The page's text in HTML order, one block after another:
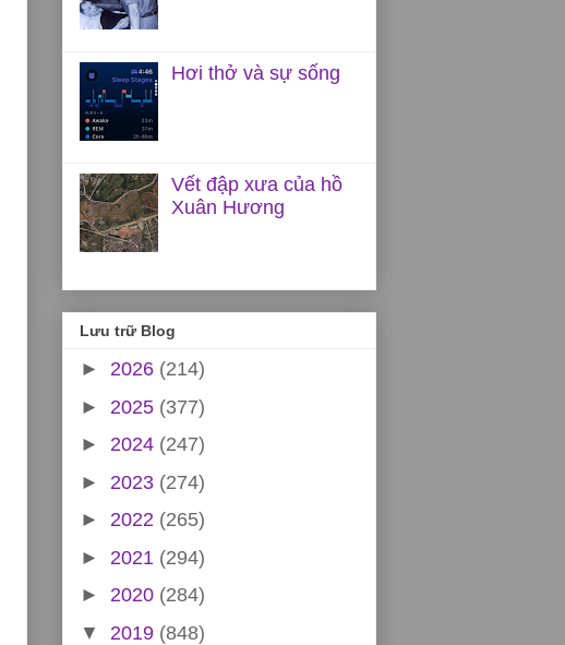
Hơi thở và sự sống
Vết đập xưa của hồ
Xuân Hương
Lưu trữ Blog
► 2026 (214)
► 2025 (377)
► 2024 (247)
► 2023 (274)
► 2022 (265)
► 2021 (294)
► 2020 (284)
▼ 2019 (848)